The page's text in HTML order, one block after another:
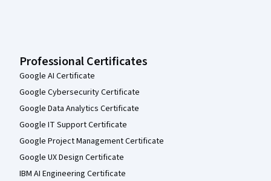
Professional Certificates
Google AI Certificate
Google Cybersecurity Certificate
Google Data Analytics Certificate
Google IT Support Certificate
Google Project Management Certificate
Google UX Design Certificate
IBM AI Engineering Certificate